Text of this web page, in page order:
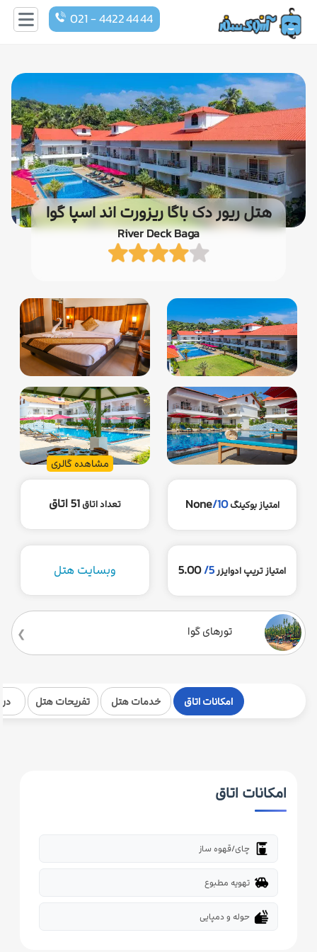
021 - 4422 44 44
هتل ریور دک باگا ریزورت اند اسپا گوا
River Deck Baga
مشاهده گالری
امتیاز بوکینگ None/10 تعداد اتاق51 اتاق
امتیاز تریپ ادوایزر5/
5.00 وبسایت هتل
تورهای گوا
امکانات اتاق خدمات هتل تفریحات هتل
امکانات اتاق
coffee_maker چای/قهوه ساز
toys تهویه مطبوع
dry حوله و دمپایی